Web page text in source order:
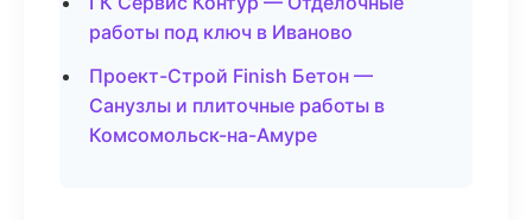
работы под ключ в Иваново
Проект-Строй Finish Бетон —
Санузлы и плиточные работы в
Комсомольск-на-Амуре